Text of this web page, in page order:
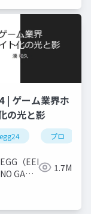
dc1
| ゲーム業界ホ
の光と影
egg24 プロ
EGG（EEKANJI
NO GAME
1.7M